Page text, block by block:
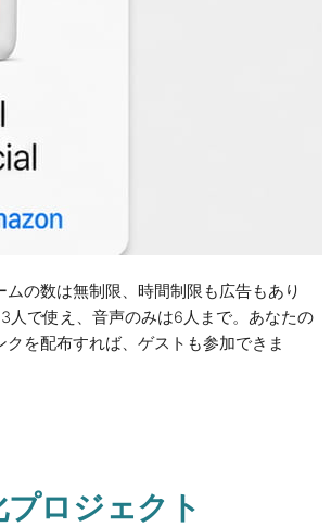
ムの数は無制限、時間制限も広告もあり
人で使え、音声のみは6人まで。あなたの
クを配布すれば、ゲストも参加できま
ロジェクト